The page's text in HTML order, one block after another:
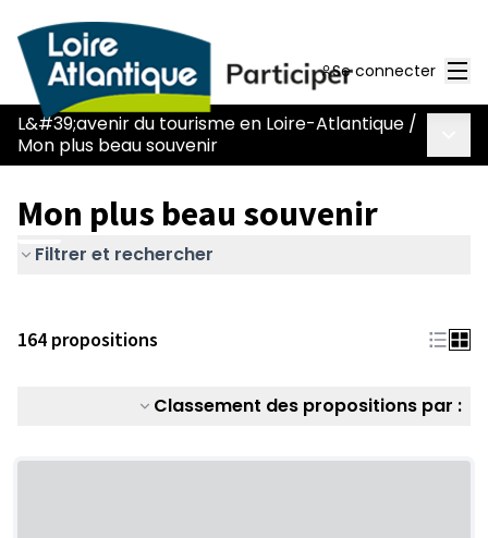
Se connecter
L&#39;avenir du tourisme en Loire-Atlantique /
Mon plus beau souvenir
Mon plus beau souvenir
Filtrer et rechercher
164 propositions
Classement des propositions par :